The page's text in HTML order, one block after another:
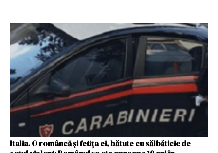
Italia. O româncă și fetița ei, bătute cu sălbăticie de